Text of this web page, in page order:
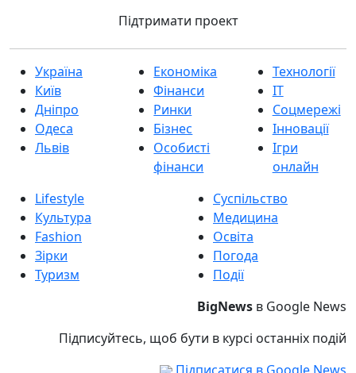
Підтримати проект
Україна
Київ
Дніпро
Одеса
Львів
Економіка
Фінанси
Ринки
Бізнес
Особисті
фінанси
Технології
IT
Соцмережі
Інновації
Ігри
онлайн
Lifestyle
Культура
Fashion
Зірки
Туризм
Суспільство
Медицина
Освіта
Погода
Події
BigNews в Google News
Підписуйтесь, щоб бути в курсі останніх подій